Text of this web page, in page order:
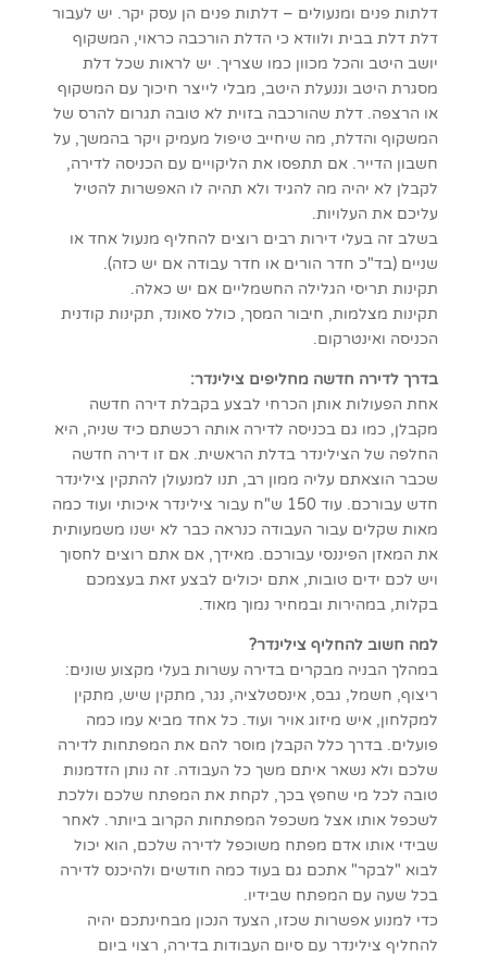
דלתות פנים ומנעולים – דלתות פנים הן עסק יקר. יש לעבור
דלת דלת בבית ולוודא כי הדלת הורכבה כראוי, המשקוף
יושב היטב והכל מכוון כמו שצריך. יש לראות שכל דלת
מסגרת היטב וננעלת היטב, מבלי לייצר חיכוך עם המשקוף
או הרצפה. דלת שהורכבה בזוית לא טובה תגרום להרס של
המשקוף והדלת, מה שיחייב טיפול מעמיק ויקר בהמשך, על
חשבון הדייר. אם תתפסו את הליקויים עם הכניסה לדירה,
לקבלן לא יהיה מה להגיד ולא תהיה לו האפשרות להטיל
עליכם את העלויות.
בשלב זה בעלי דירות רבים רוצים להחליף מנעול אחד או
שניים (בד"כ חדר הורים או חדר עבודה אם יש כזה).
תקינות תריסי הגלילה החשמליים אם יש כאלה.
תקינות מצלמות, חיבור המסך, כולל סאונד, תקינות קודנית
הכניסה ואינטרקום.
בדרך לדירה חדשה מחליפים צילינדר:
אחת הפעולות אותן הכרחי לבצע בקבלת דירה חדשה
מקבלן, כמו גם בכניסה לדירה אותה רכשתם כיד שניה, היא
החלפה של הצילינדר בדלת הראשית. אם זו דירה חדשה
שכבר הוצאתם עליה ממון רב, תנו למנעולן להתקין צילינדר
חדש עבורכם. עוד 150 ש"ח עבור צילינדר איכותי ועוד כמה
מאות שקלים עבור העבודה כנראה כבר לא ישנו משמעותית
את המאזן הפיננסי עבורכם. מאידך, אם אתם רוצים לחסוך
ויש לכם ידים טובות, אתם יכולים לבצע זאת בעצמכם
בקלות, במהירות ובמחיר נמוך מאוד.
למה חשוב להחליף צילינדר?
במהלך הבניה מבקרים בדירה עשרות בעלי מקצוע שונים:
ריצוף, חשמל, גבס, אינסטלציה, נגר, מתקין שיש, מתקין
למקלחון, איש מיזוג אויר ועוד. כל אחד מביא עמו כמה
פועלים. בדרך כלל הקבלן מוסר להם את המפתחות לדירה
שלכם ולא נשאר איתם משך כל העבודה. זה נותן הזדמנות
טובה לכל מי שחפץ בכך, לקחת את המפתח שלכם וללכת
לשכפל אותו אצל משכפל המפתחות הקרוב ביותר. לאחר
שבידי אותו אדם מפתח משוכפל לדירה שלכם, הוא יכול
לבוא "לבקר" אתכם גם בעוד כמה חודשים ולהיכנס לדירה
בכל שעה עם המפתח שבידיו.
כדי למנוע אפשרות שכזו, הצעד הנכון מבחינתכם יהיה
להחליף צילינדר עם סיום העבודות בדירה, רצוי ביום